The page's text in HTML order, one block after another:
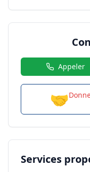
Appeler
🤝
Services